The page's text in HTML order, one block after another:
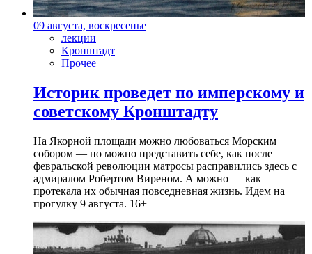
09 августа, воскресенье
лекции
Кронштадт
Прочее
Историк проведет по имперскому и
советскому Кронштадту
На Якорной площади можно любоваться Морским
собором — но можно представить себе, как после
февральской революции матросы расправились здесь с
адмиралом Робертом Виреном. А можно — как
протекала их обычная повседневная жизнь. Идем на
прогулку 9 августа. 16+